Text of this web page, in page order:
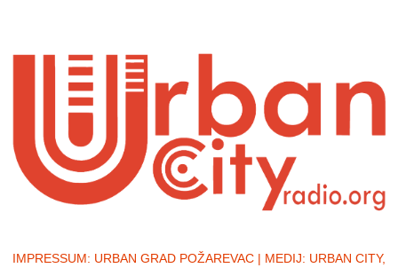
IMPRESSUM: URBAN GRAD POŽAREVAC | MEDIJ: URBAN CITY,